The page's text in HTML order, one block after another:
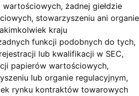
żadnej giełdzie
stowarzyszeniu ani organie
kraju
funkcji podobnych do tych,
lub kwalifikacji w SEC,
papierów wartościowych,
lub organie regulacyjnym,
rynku kontraktów towarowych